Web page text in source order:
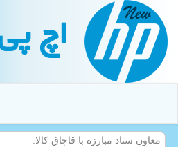
اچ
معاون ستاد مبارزه با قاچاق كالا: